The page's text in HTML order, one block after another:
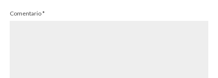
Comentario*